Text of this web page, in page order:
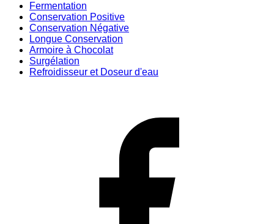
Fermentation
Conservation Positive
Conservation Négative
Longue Conservation
Armoire à Chocolat
Surgélation
Refroidisseur et Doseur d'eau